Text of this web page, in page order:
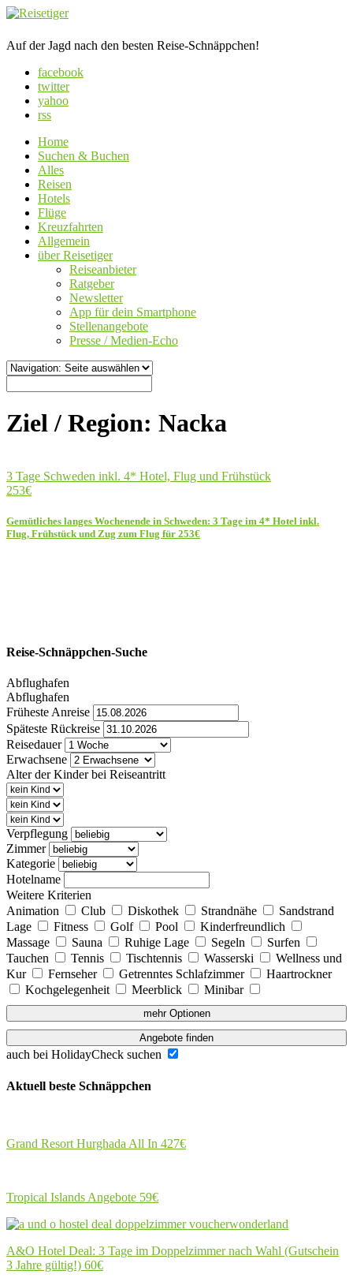
Auf der Jagd nach den besten Reise-Schnäppchen!
facebook
twitter
yahoo
rss
Home
Suchen & Buchen
Alles
Reisen
Hotels
Flüge
Kreuzfahrten
Allgemein
über Reisetiger
Reiseanbieter
Ratgeber
Newsletter
App für dein Smartphone
Stellenangebote
Presse / Medien-Echo
Ziel / Region: Nacka
3 Tage Schweden inkl. 4* Hotel, Flug und Frühstück
253€
Gemütliches langes Wochenende in Schweden: 3 Tage im 4* Hotel inkl.
Flug, Frühstück und Zug zum Flug für 253€
Reise-Schnäppchen-Suche
Abflughafen
Abflughafen
Früheste Anreise
Späteste Rückreise
Reisedauer
Erwachsene
Alter der Kinder bei Reiseantritt
Verpflegung
Zimmer
Kategorie
Hotelname
Weitere Kriterien
Animation
Club Diskothek Strandnähe
Sandstrand
Lage
Fitness Golf Pool
Kinderfreundlich
Massage
Sauna Ruhige Lage Segeln
Surfen
Tauchen
Tennis Tischtennis Wasserski
Wellness und
Kur
Fernseher Getrenntes Schlafzimmer
Haartrockner
Kochgelegenheit
Meerblick Minibar
mehr Optionen
Angebote finden
auch bei HolidayCheck suchen
Aktuell beste Schnäppchen
Grand Resort Hurghada All In 427€
Tropical Islands Angebote 59€
A&O Hotel Deal: 3 Tage im Doppelzimmer nach Wahl (Gutschein
3 Jahre gültig!) 60€